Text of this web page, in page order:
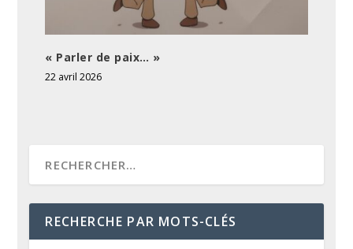
« Parler de paix… »
22 avril 2026
RECHERCHE PAR MOTS-CLÉS